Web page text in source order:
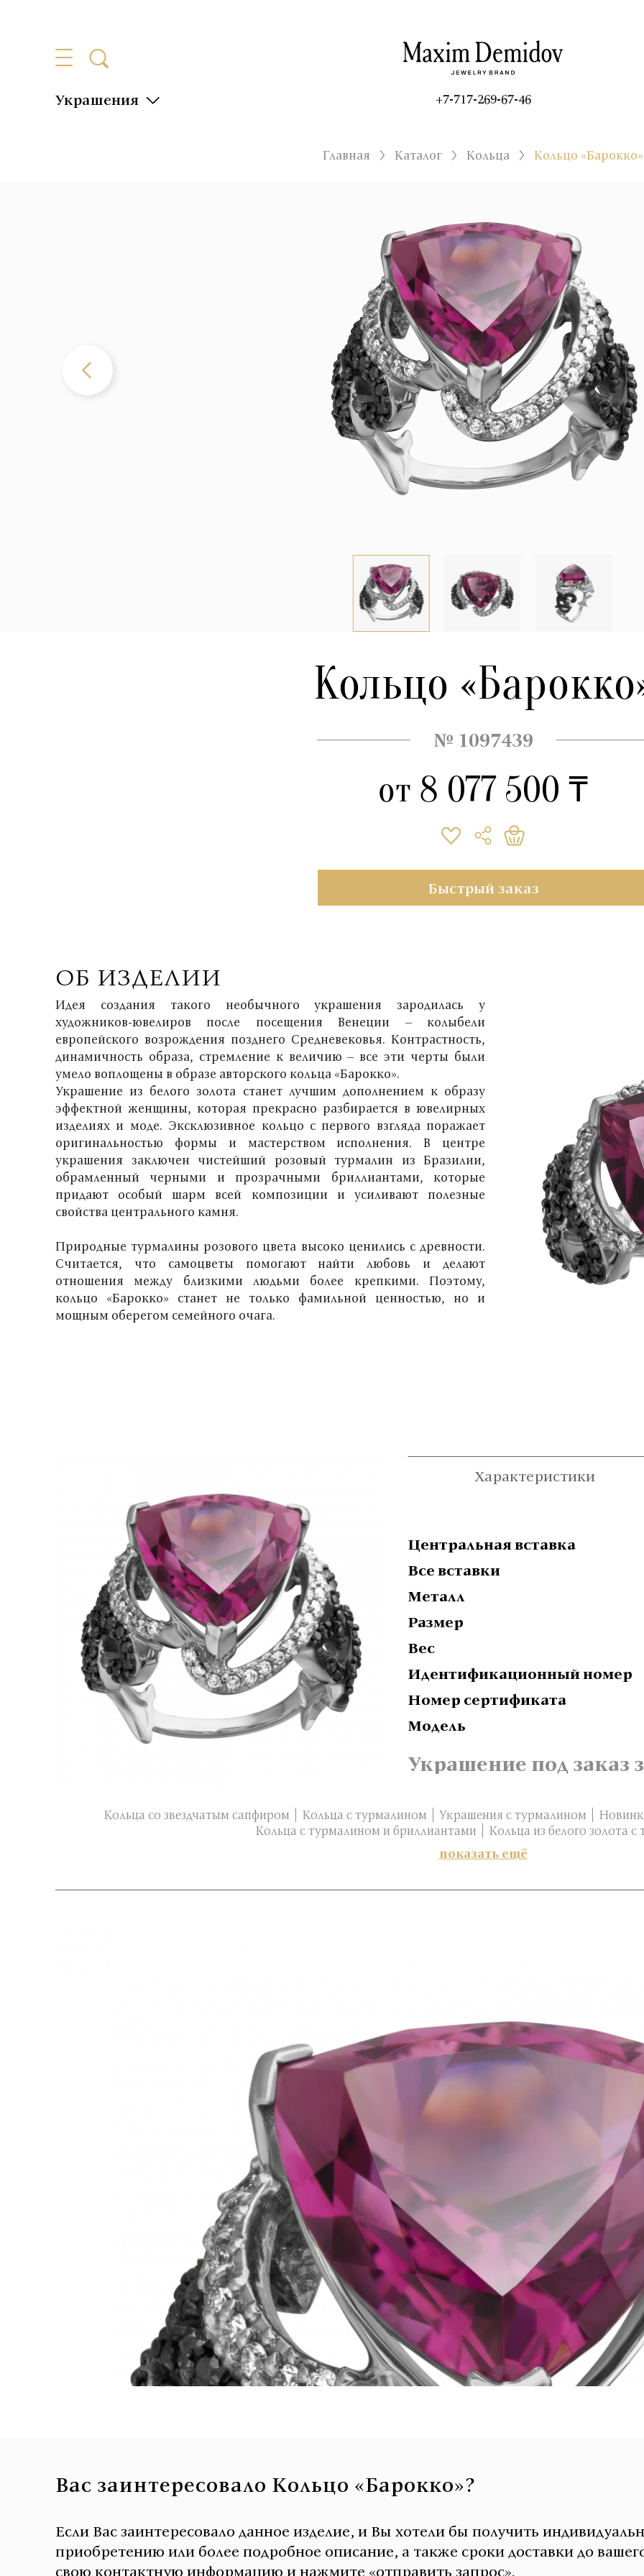
Украшения +7-717-269-67-46
Главная Каталог Кольца Кольцо «Барокко»
Кольцо
№ 1097439
от 8 077 500 ₸
Быстрый заказ
ОБ ИЗДЕЛИИ
Идея создания такого необычного украшения зародилась у
художников-ювелиров после посещения Венеции – колыбели
европейского возрождения позднего Средневековья. Контрастность,
динамичность образа, стремление к величию – все эти черты были
умело воплощены в образе авторского кольца «Барокко».
Украшение из белого золота станет лучшим дополнением к образу
эффектной женщины, которая прекрасно разбирается в ювелирных
изделиях и моде. Эксклюзивное кольцо с первого взгляда поражает
оригинальностью формы и мастерством исполнения. В центре
украшения заключен чистейший розовый турмалин из Бразилии,
обрамленный черными и прозрачными бриллиантами, которые
придают особый шарм всей композиции и усиливают полезные
свойства центрального камня.
Природные турмалины розового цвета высоко ценились с древности.
Считается, что самоцветы помогают найти любовь и делают
отношения между близкими людьми более крепкими. Поэтому,
кольцо «Барокко» станет не только фамильной ценностью, но и
мощным оберегом семейного очага.
Характеристики
Центральная вставка
Все вставки
Металл
Размер
Вес
Идентификационный номер
Номер сертификата
Модель
Украшение под заказ
Кольца со звездчатым сапфиром Кольца с турмалином Украшения с турмалином
Кольца с турмалином и бриллиантами
Кольца из белого золота
показать ещё
Вас заинтересовало Кольцо «Барокко»?
Если Вас заинтересовало данное изделие, и Вы хотели бы получить
приобретению или более подробное описание, а также сроки доставки до
свою контактную информацию и нажмите «отправить запрос».